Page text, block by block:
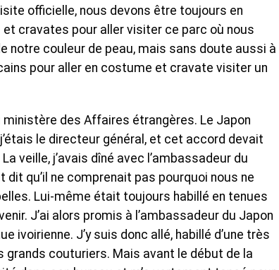
officielle, nous devons être toujours en
cravates pour aller visiter ce parc où nous
notre couleur de peau, mais sans doute aussi à
pour aller en costume et cravate visiter un
ministère des Affaires étrangères. Le Japon
le directeur général, et cet accord devait
veille, j’avais dîné avec l’ambassadeur du
dit qu’il ne comprenait pas pourquoi nous ne
Lui-même était toujours habillé en tenues
J’ai alors promis à l’ambassadeur du Japon
ivoirienne. J’y suis donc allé, habillé d’une très
grands couturiers. Mais avant le début de la